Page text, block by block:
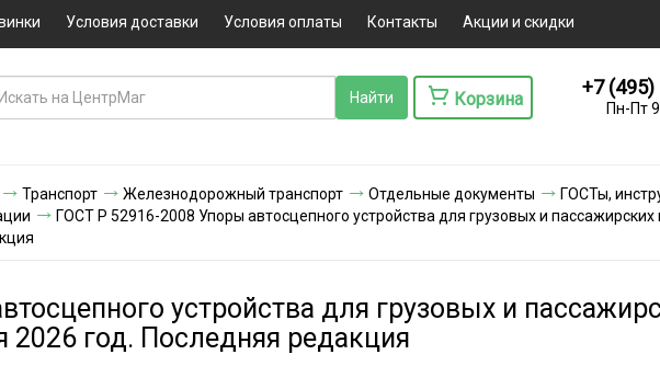
Условия доставки Условия оплаты Контакты Акции и скидки
Корзина
+7
Пн-Пт
Транспорт Железнодорожный транспорт Отдельные документы
ГОСТы,
ГОСТ Р 52916-2008 Упоры автосцепного устройства для грузовых и
устройства для грузовых и
2026 год. Последняя редакция